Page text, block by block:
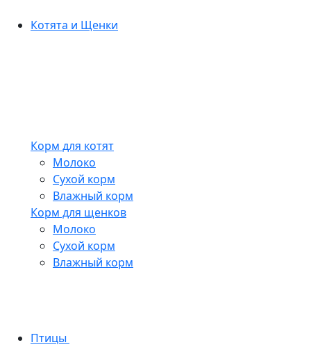
Котята и Щенки
Корм для котят
Молоко
Сухой корм
Влажный корм
Корм для щенков
Молоко
Сухой корм
Влажный корм
Птицы